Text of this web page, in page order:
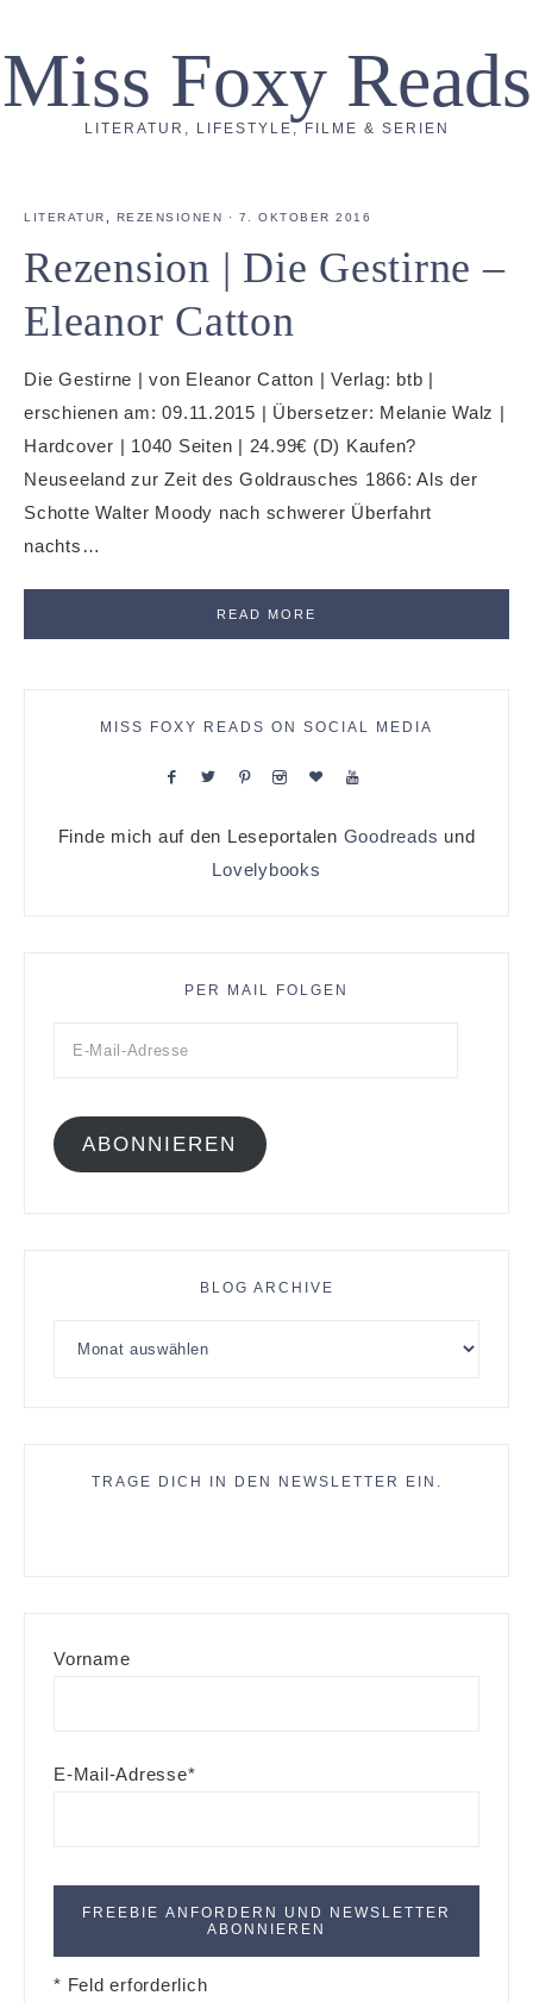
Miss Foxy Reads
LITERATUR, LIFESTYLE, FILME & SERIEN
LITERATUR REZENSIONEN · 7. OKTOBER 2016
Rezension | Die Gestirne –
Eleanor Catton
Die Gestirne | von Eleanor Catton | Verlag: btb |
erschienen am: 09.11.2015 | Übersetzer: Melanie Walz |
Hardcover | 1040 Seiten | 24.99€ (D) Kaufen?
Neuseeland zur Zeit des Goldrausches 1866: Als der
Schotte Walter Moody nach schwerer Überfahrt
nachts…
READ MORE
MISS FOXY READS ON SOCIAL MEDIA
Finde mich auf den Leseportalen Goodreads und
Lovelybooks
PER MAIL FOLGEN
ABONNIEREN
BLOG ARCHIVE
TRAGE DICH IN DEN NEWSLETTER EIN.
Vorname
E-Mail-Adresse*
* Feld erforderlich